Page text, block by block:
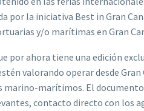
por la iniciativa Best in Gran
y/o marítimas en Gran
por ahora tiene una edición
valorando operar desde
marino-marítimos. El
contacto directo con los